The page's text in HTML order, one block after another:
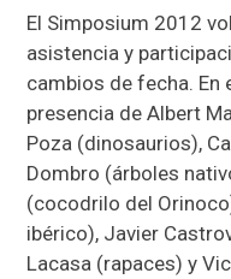
El Simposium 2012
asistencia y
cambios de fecha. En
presencia de Albert
Poza (dinosaurios),
Dombro (árboles
(cocodrilo del
ibérico), Javier
Lacasa (rapaces) y